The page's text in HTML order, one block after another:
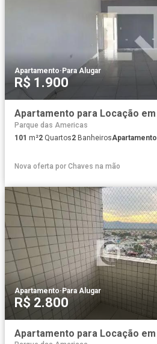
Apartamento· Para Alugar
R$ 1.900
Parque das Americas
101 m²2 Quartos2 BanheirosApartamento
Nova oferta por Chaves na mão
Apartamento·Para Alugar
R$ 2.800